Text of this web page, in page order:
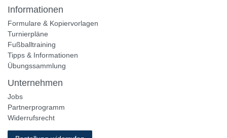
Informationen
Formulare & Kopiervorlagen
Turnierpläne
Fußballtraining
Tipps & Informationen
Übungssammlung
Unternehmen
Jobs
Partnerprogramm
Widerrufsrecht